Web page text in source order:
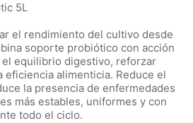
5L
el rendimiento del cultivo desde
soporte probiótico con acción
equilibrio digestivo, reforzar
eficiencia alimenticia. Reduce el
la presencia de enfermedades
más estables, uniformes y con
todo el ciclo.